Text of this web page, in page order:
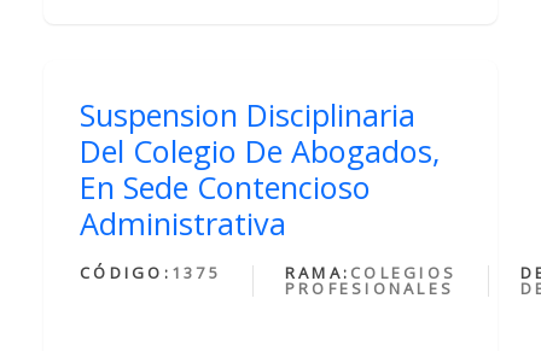
Suspension Disciplinaria
Del Colegio De Abogados,
En Sede Contencioso
Administrativa
CÓDIGO: 1375 RAMA: COLEGIOS
PROFESIONALES